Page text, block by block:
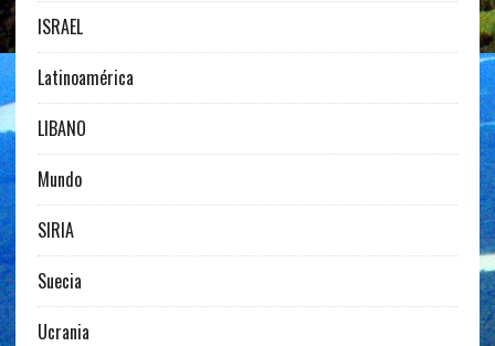
ISRAEL
Latinoamérica
LIBANO
Mundo
SIRIA
Suecia
Ucrania